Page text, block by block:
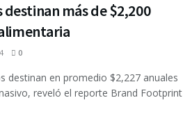
más de $2,200
0
destinan en promedio $2,227 anuales
reveló el reporte Brand Footprint